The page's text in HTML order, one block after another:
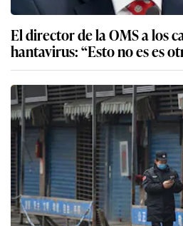
El director de la OMS a los
hantavirus: “Esto no es es